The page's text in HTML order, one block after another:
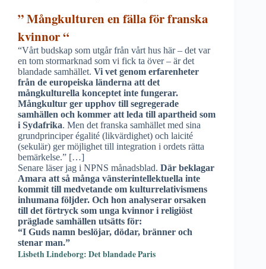
” Mångkulturen en fälla för franska
kvinnor “
“Vårt budskap som utgår från vårt hus här – det var
en tom stormarknad som vi fick ta över – är det
blandade samhället. Vi vet genom erfarenheter
från de europeiska länderna att det
mångkulturella konceptet inte fungerar.
Mångkultur ger upphov till segregerade
samhällen och kommer att leda till apartheid som
i Sydafrika. Men det franska samhället med sina
grundprinciper égalité (likvärdighet) och laicité
(sekulär) ger möjlighet till integration i ordets rätta
bemärkelse.” […]
Senare läser jag i NPNS månadsblad. Där beklagar
Amara att så många vänsterintellektuella inte
kommit till medvetande om kulturrelativismens
inhumana följder. Och hon analyserar orsaken
till det förtryck som unga kvinnor i religiöst
präglade samhällen utsätts för:
“I Guds namn beslöjar, dödar, bränner och
stenar man.”
Lisbeth Lindeborg: Det blandade Paris